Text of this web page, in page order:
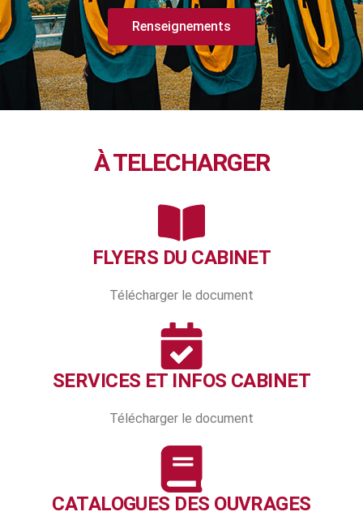
Renseignements
À TELECHARGER
FLYERS DU CABINET
Télécharger le document
SERVICES ET INFOS CABINET
Télécharger le document
CATALOGUES DES OUVRAGES